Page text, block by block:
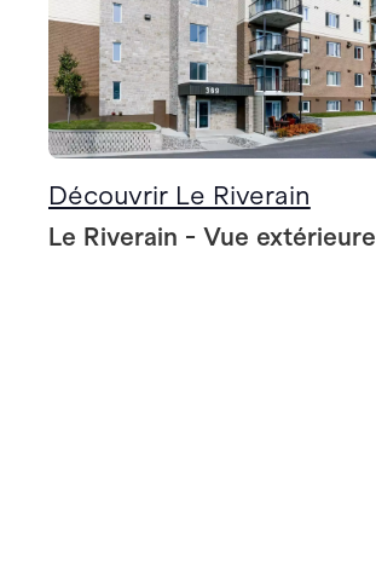
Découvrir Le Riverain
Le Riverain - Vue extérieure